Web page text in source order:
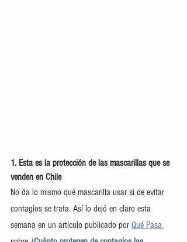
1. Esta es la protección de las mascarillas que se
venden en Chile
No da lo mismo qué mascarilla usar si de evitar
contagios se trata. Así lo dejó en claro esta
semana en un artículo publicado por Qué Pasa